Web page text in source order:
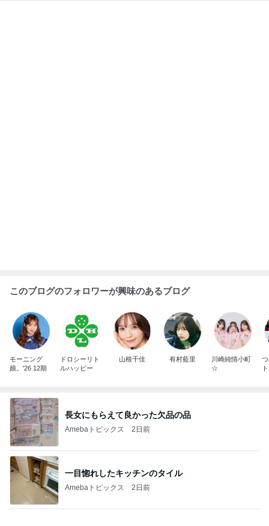
このブログのフォロワーが興味のあるブログ
モーニング
娘。'26 12期
ドロシーリト
ルハッピー
山根千佳 有村藍里
川崎純情小町
☆
長女にもらえて良かった欠品の品
Amebaトピックス 2日前
一目惚れしたキッチンのタイル
Amebaトピックス 2日前